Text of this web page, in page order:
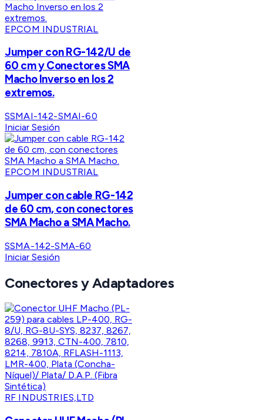
EPCOM INDUSTRIAL
Jumper con RG-142/U de
60 cm y Conectores SMA
Macho Inverso en los 2
extremos.
SSMAI-142-SMAI-60
Iniciar Sesión
EPCOM INDUSTRIAL
Jumper con cable RG-142
de 60 cm, con conectores
SMA Macho a SMA Macho.
SSMA-142-SMA-60
Iniciar Sesión
Conectores y Adaptadores
RF INDUSTRIES,LTD